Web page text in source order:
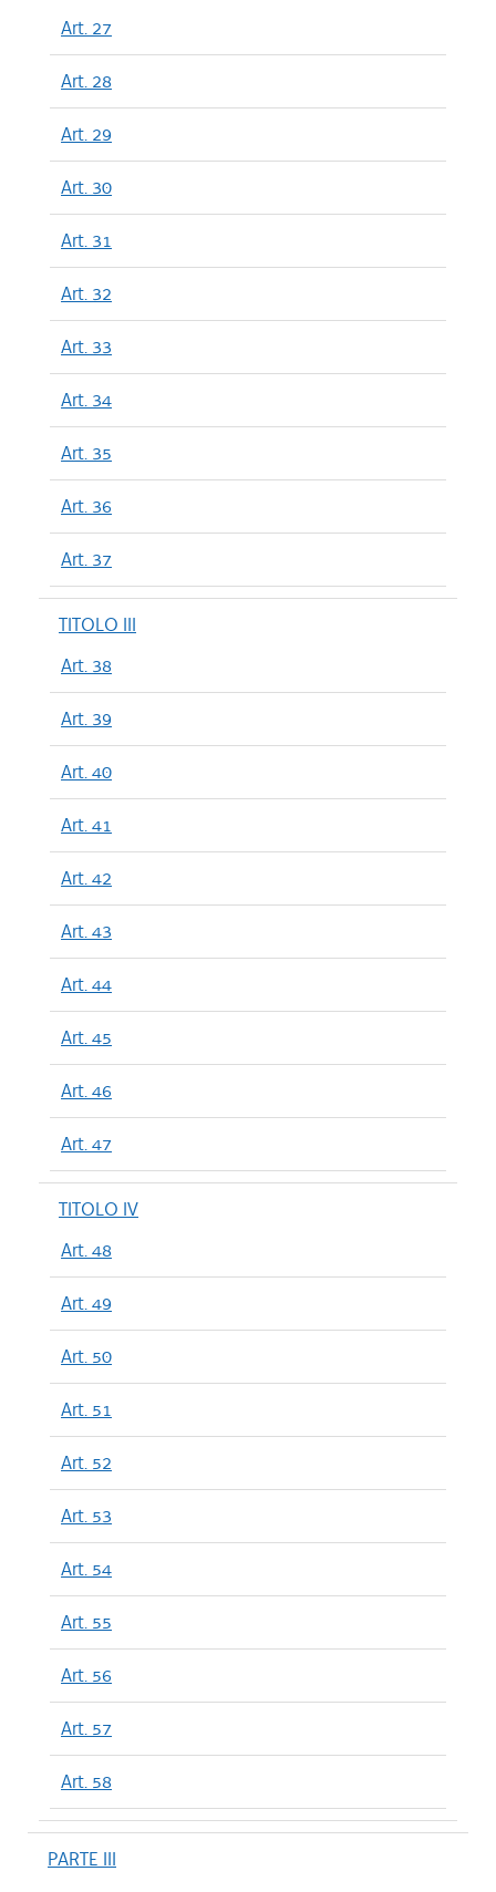
Art. 27
Art. 28
Art. 29
Art. 30
Art. 31
Art. 32
Art. 33
Art. 34
Art. 35
Art. 36
Art. 37
TITOLO III
Art. 38
Art. 39
Art. 40
Art. 41
Art. 42
Art. 43
Art. 44
Art. 45
Art. 46
Art. 47
TITOLO IV
Art. 48
Art. 49
Art. 50
Art. 51
Art. 52
Art. 53
Art. 54
Art. 55
Art. 56
Art. 57
Art. 58
PARTE III